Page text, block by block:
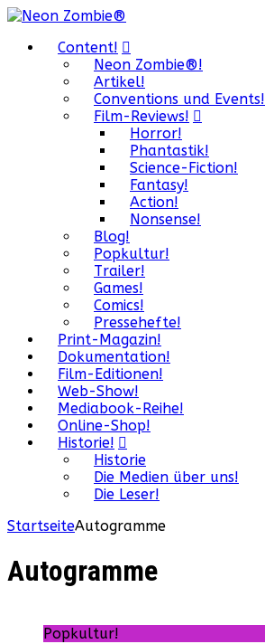
Content!
Neon Zombie®!
Artikel!
Conventions und Events!
Film-Reviews!
Horror!
Phantastik!
Science-Fiction!
Fantasy!
Action!
Nonsense!
Blog!
Popkultur!
Trailer!
Games!
Comics!
Pressehefte!
Print-Magazin!
Dokumentation!
Film-Editionen!
Web-Show!
Mediabook-Reihe!
Online-Shop!
Historie!
Historie
Die Medien über uns!
Die Leser!
StartseiteAutogramme
Autogramme
Popkultur!